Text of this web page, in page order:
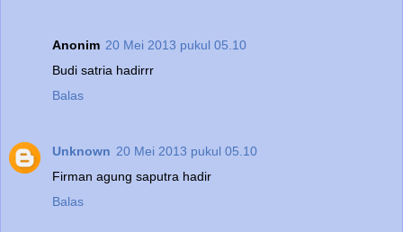
Anonim 20 Mei 2013 pukul 05.10
Budi satria hadirrr
Balas
Unknown 20 Mei 2013 pukul 05.10
Firman agung saputra hadir
Balas